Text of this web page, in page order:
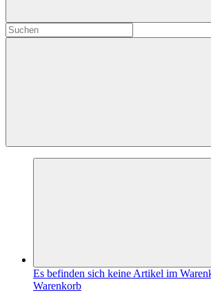
Es befinden sich keine Artikel im
Warenkorb